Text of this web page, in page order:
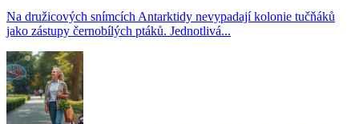
Na družicových snímcích Antarktidy nevypadají kolonie tučňáků
jako zástupy černobílých ptáků. Jednotlivá...